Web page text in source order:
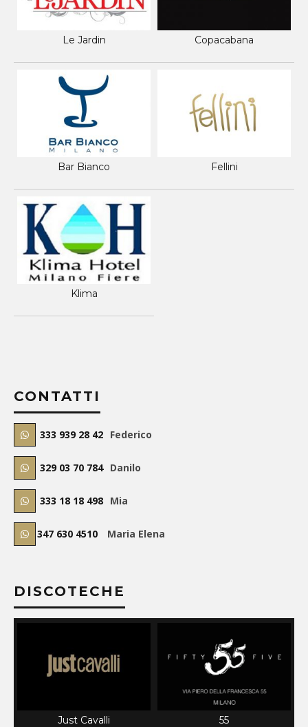
Le Jardin Copacabana
Bar Bianco Fellini
Klima
CONTATTI
333 939 28 42 Federico
329 03 70 784 Danilo
333 18 18 498 Mia
347 630 4510 Maria Elena
DISCOTECHE
Just Cavalli 55